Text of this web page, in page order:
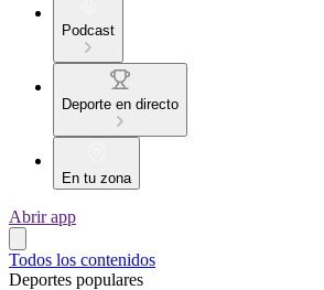
Podcast
Deporte en directo
En tu zona
Abrir app
Todos los contenidos
Deportes populares